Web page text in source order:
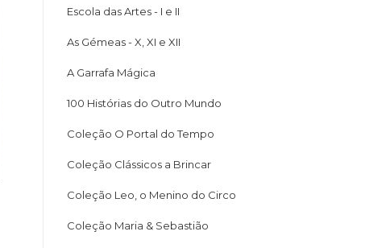
Escola das Artes - I e II
As Gémeas - X, XI e XII
A Garrafa Mágica
100 Histórias do Outro Mundo
Coleção O Portal do Tempo
Coleção Clássicos a Brincar
Coleção Leo, o Menino do Circo
Coleção Maria & Sebastião